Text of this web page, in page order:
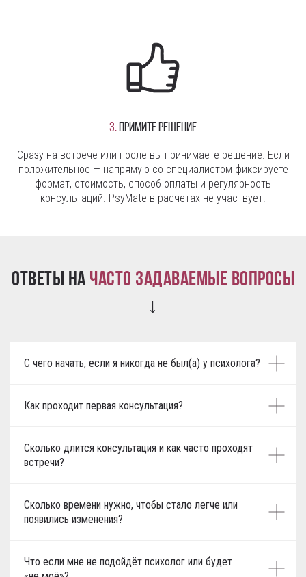
3.Примите решение
Сразу на встрече или после вы принимаете решение. Если
положительное — напрямую со специалистом фиксируете
формат, стоимость, способ оплаты и регулярность
консультаций. PsyMate в расчётах не участвует.
Ответы на часто задаваемые вопросы
↓
С чего начать, если я никогда не был(а) у психолога?
Как проходит первая консультация?
Сколько длится консультация и как часто проходят
встречи?
Сколько времени нужно, чтобы стало легче или
появились изменения?
Что если мне не подойдёт психолог или будет